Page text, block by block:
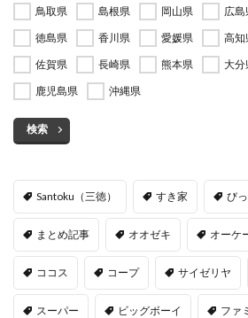
鳥取県
島根県 岡山県 広島
徳島県
香川県 愛媛県 高知
佐賀県
長崎県 熊本県 大分
鹿児島県
沖縄県
検索
Santoku（三徳） すき家 び
まとめ記事 オオゼキ オーケ
ココス コープ サイゼリヤ
スーパー ビッグボーイ ファ